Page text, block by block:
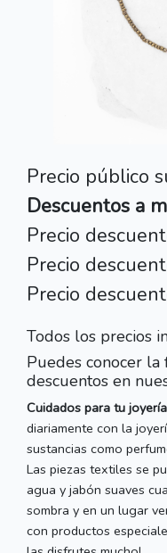
Precio público
Descuentos a
Precio
Precio
Precio
Todos los precios
Puedes conocer
descuentos en
Cuidados para tu
diariamente con la
sustancias como
Las piezas textiles se
agua y jabón suaves
sombra y en un lugar
con productos